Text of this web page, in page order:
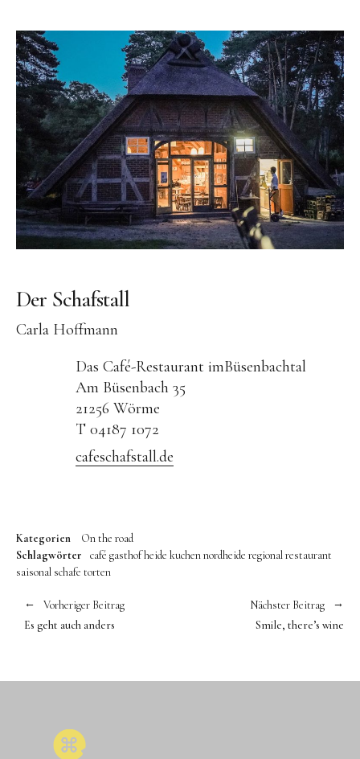
Der Schafstall
Carla Hoffmann
Das Café-Restaurant imBüsenbachtal
Am Büsenbach 35
21256 Wörme
T 04187 1072
cafeschafstall.de
Kategorien
On the road
Schlagwörter
café gasthofheide kuchennordheide regionalrestaurant
saisonal schafe torten
Vorheriger Beitrag
Es geht auch anders
Nächster Beitrag
Smile, there’s wine